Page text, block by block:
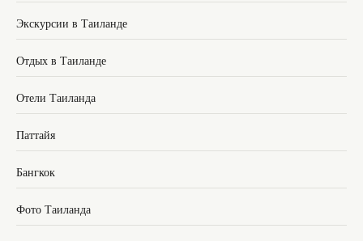
Экскурсии в Таиланде
Отдых в Таиланде
Отели Таиланда
Паттайя
Бангкок
Фото Таиланда